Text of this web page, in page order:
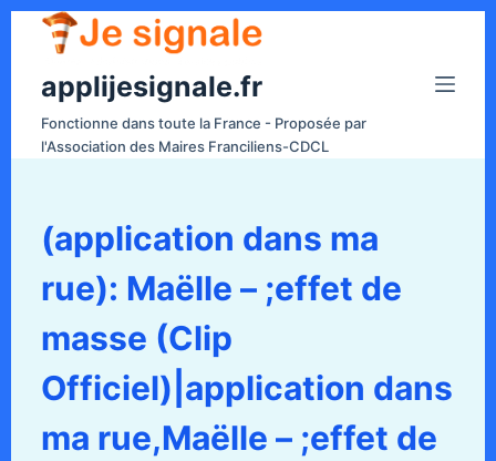
applijesignale.fr
Fonctionne dans toute la France - Proposée par
l'Association des Maires Franciliens-CDCL
(application dans ma
rue): Maëlle – ;effet de
masse (Clip
Officiel)|application dans
ma rue,Maëlle – ;effet de